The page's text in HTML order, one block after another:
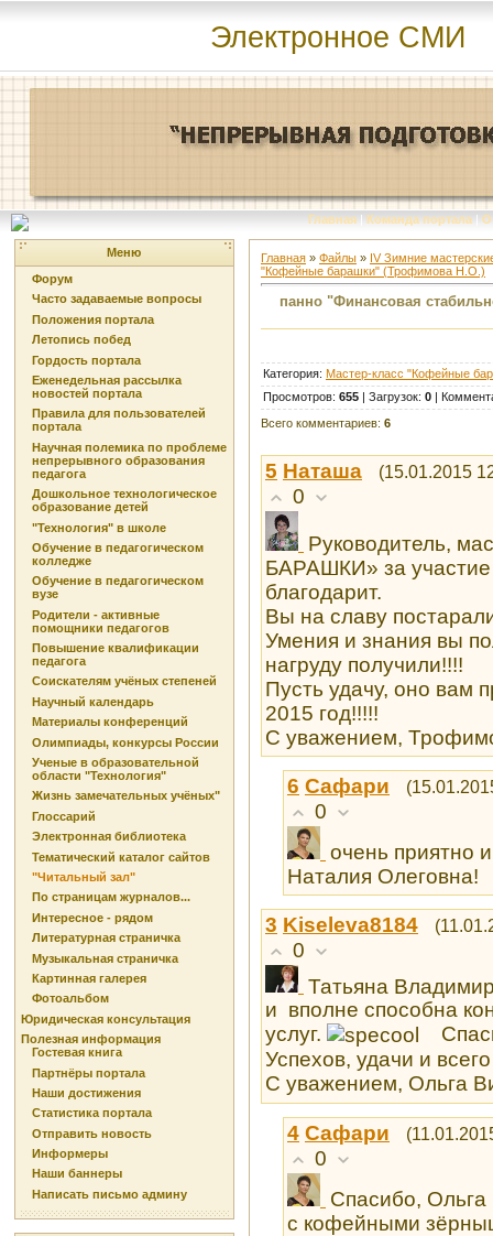
Электронное СМИ
Главная | Команда портала | О
Меню
Форум
Часто задаваемые вопросы
Положения портала
Летопись побед
Гордость портала
Еженедельная рассылка
новостей портала
Правила для пользователей
портала
Научная полемика по проблеме
непрерывного образования
педагога
Дошкольное технологическое
образование детей
"Технология" в школе
Обучение в педагогическом
колледже
Обучение в педагогическом
вузе
Родители - активные
помощники педагогов
Повышение квалификации
педагога
Соискателям учёных степеней
Научный календарь
Материалы конференций
Олимпиады, конкурсы России
Ученые в образовательной
области "Технология"
Жизнь замечательных учёных"
Глоссарий
Электронная библиотека
Тематический каталог сайтов
"Читальный зал"
По страницам журналов...
Интересное - рядом
Литературная страничка
Музыкальная страничка
Картинная галерея
Фотоальбом
Юридическая консультация
Полезная информация
Гостевая книга
Партнёры портала
Наши достижения
Статистика портала
Отправить новость
Информеры
Наши баннеры
Написать письмо админу
Главная » Файлы » IV Зимние
"Кофейные барашки" (Трофимова Н.О.)
панно "Финансовая
Категория: Мастер-класс "Кофейные
Просмотров: 655 | Загрузок: 0 |
Всего комментариев: 6
5 Наташа (15.01.2015
0
Руководитель,
БАРАШКИ» за
благодарит.
Вы на славу
Умения и знания вы
нагруду получили!!!!
Пусть удачу, оно вам
2015 год!!!!!
С уважением,
6 Сафари
0
очень приятно
Наталия Олеговна!
3 Kiseleva8184
0
Татьяна
и вполне способна
услуг.
Успехов, удачи и
С уважением, Ольга
4 Сафари
0
Спасибо, Ольга
с кофейными